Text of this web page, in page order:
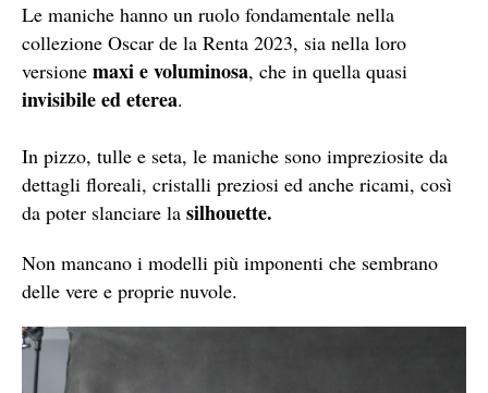
Le maniche hanno un ruolo fondamentale nella
collezione Oscar de la Renta 2023, sia nella loro
versione maxi e voluminosa, che in quella quasi
invisibile ed eterea.
In pizzo, tulle e seta, le maniche sono impreziosite da
dettagli floreali, cristalli preziosi ed anche ricami, così
da poter slanciare la silhouette.
Non mancano i modelli più imponenti che sembrano
delle vere e proprie nuvole.